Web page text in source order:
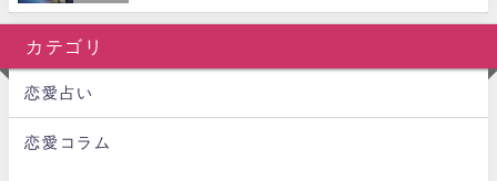
カテゴリ
恋愛占い
恋愛コラム